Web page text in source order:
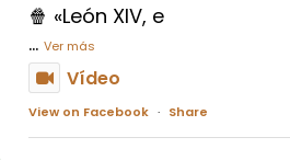
🍿 «León XIV, e
... Ver más
Vídeo
View on Facebook · Share